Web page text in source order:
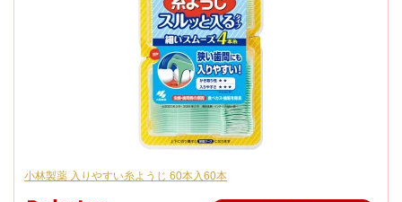
小林製薬 入りやすい糸ようじ 60本入60本